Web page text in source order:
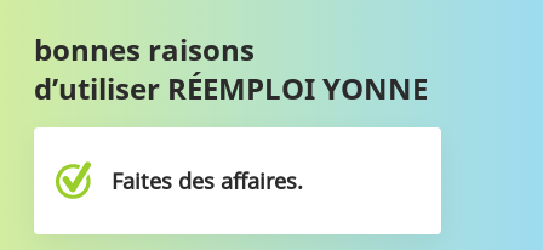
bonnes raisons
d’utiliser RÉEMPLOI YONNE
Faites des affaires.